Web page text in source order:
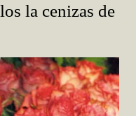
la cenizas de